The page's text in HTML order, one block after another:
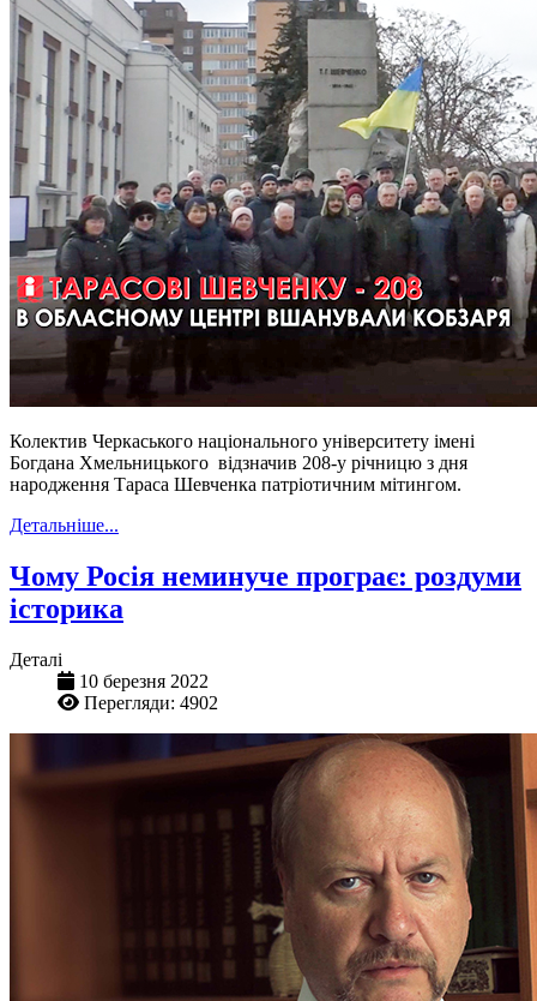
Колектив Черкаського національного університету імені
Богдана Хмельницького відзначив 208-у річницю з дня
народження Тараса Шевченка патріотичним мітингом.
Детальніше...
Чому Росія неминуче програє: роздуми
історика
Деталі
10 березня 2022
Перегляди: 4902